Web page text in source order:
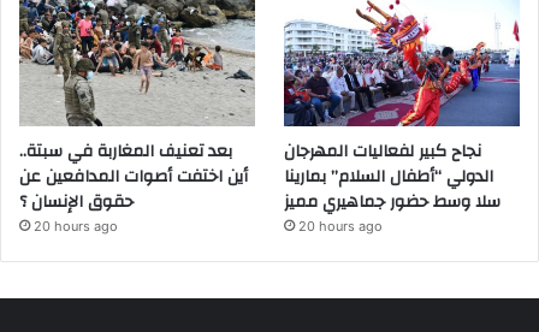
بعد تعنيف المغاربة في سبتة..
أين اختفت أصوات المدافعين عن
حقوق الإنسان ؟
20 hours ago
نجاح كبير لفعاليات المهرجان
الدولي “أطفال السلام” بمارينا
سلا وسط حضور جماهيري مميز
20 hours ago